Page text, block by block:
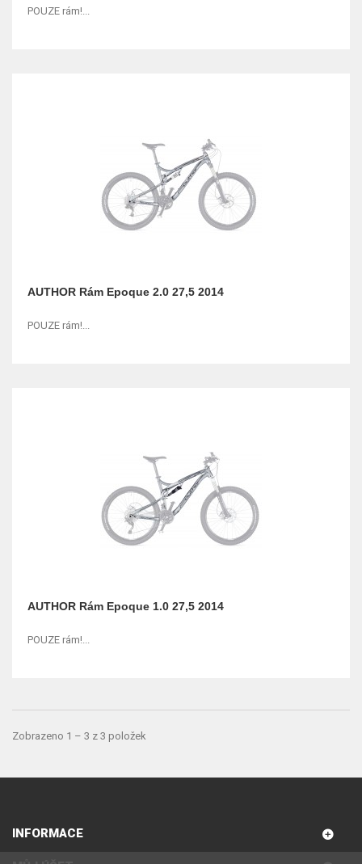
POUZE rám!...
AUTHOR Rám Epoque 2.0 27,5 2014
POUZE rám!...
AUTHOR Rám Epoque 1.0 27,5 2014
POUZE rám!...
Zobrazeno 1 – 3 z 3 položek
INFORMACE